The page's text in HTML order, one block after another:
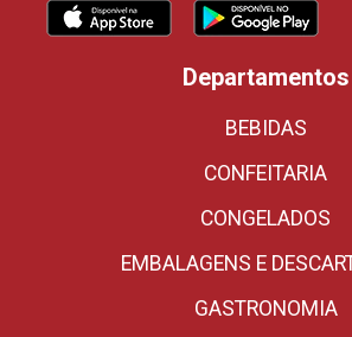
Departamentos
BEBIDAS
CONFEITARIA
CONGELADOS
EMBALAGENS E
GASTRONOMIA